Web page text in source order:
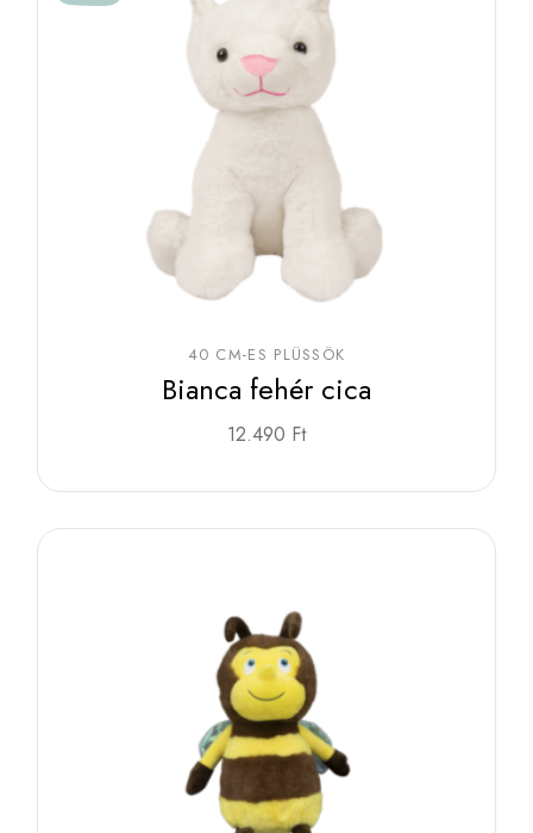
40 CM-ES PLÜSSÖK
Bianca fehér cica
12.490 Ft